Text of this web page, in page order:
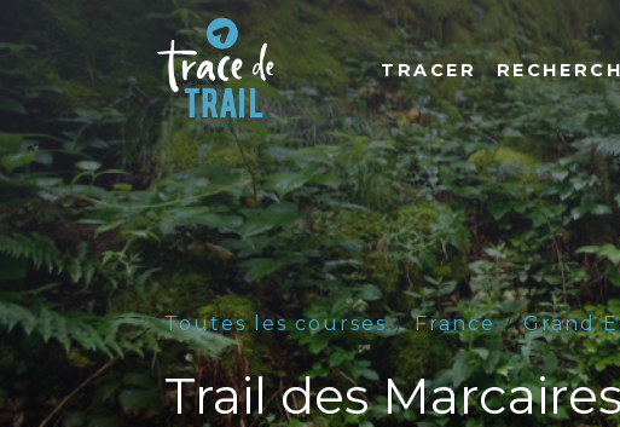
TRACER
Toutes les courses France Grand
Trail des